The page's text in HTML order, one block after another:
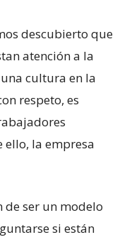
descubierto que
atención a la
cultura en la
respeto, es
ello, la empresa
de ser un modelo
si están